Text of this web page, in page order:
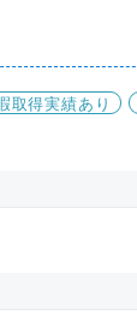
取得実績あり